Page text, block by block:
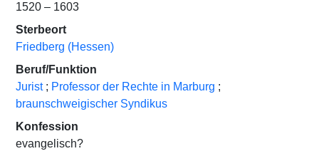
1520 – 1603
Sterbeort
Friedberg (Hessen)
Beruf/Funktion
Jurist ; Professor der Rechte in Marburg ;
braunschweigischer Syndikus
Konfession
evangelisch?